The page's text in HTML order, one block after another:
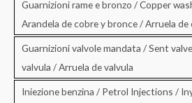
Guarnizioni rame e bronzo / Copper
Arandela de cobre y bronce / Arruela de
Guarnizioni valvole mandata / Sent
valvula / Arruela de valvula
Iniezione benzina / Petrol Injections /